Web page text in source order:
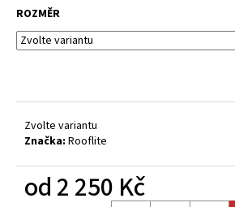
ROZMĚR
Zvolte variantu
Značka: Rooflite
od2 250 Kč
o
p
o
č
u
m